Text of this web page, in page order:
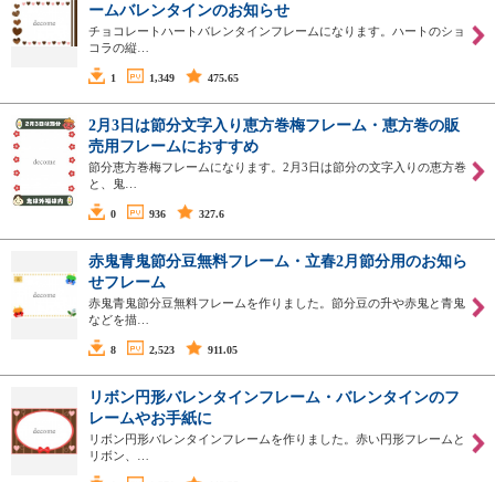
ームバレンタインのお知らせ
チョコレートハートバレンタインフレームになります。ハートのショ
コラの縦…
1 1,349 475.65
2月3日は節分文字入り恵方巻梅フレーム・恵方巻の販
売用フレームにおすすめ
節分恵方巻梅フレームになります。2月3日は節分の文字入りの恵方巻
と、鬼…
0 936 327.6
赤鬼青鬼節分豆無料フレーム・立春2月節分用のお知ら
せフレーム
赤鬼青鬼節分豆無料フレームを作りました。節分豆の升や赤鬼と青鬼
などを描…
8 2,523 911.05
リボン円形バレンタインフレーム・バレンタインのフ
レームやお手紙に
リボン円形バレンタインフレームを作りました。赤い円形フレームと
リボン、…